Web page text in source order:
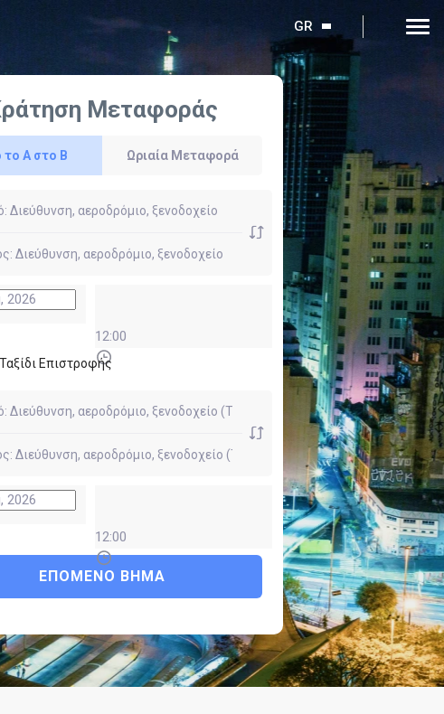
GR
Μεταφοράς
το Α στο Β Ωριαία Μεταφορά
12:00
Ταξίδι Επιστροφής
12:00
ΕΠΌΜΕΝΟ ΒΉΜΑ